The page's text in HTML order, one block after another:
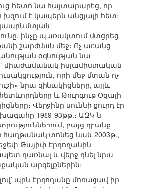
հետո նա հայտարարեց, որ
է կապերն անցյալի հետ։
ինչը պառակտում մտցրեց
շարժման մեջ։ Ոչ առանց
օգնության նա
միաժամանակ իսլամիստական
որի մեջ մտան ոչ
նրա զինակիցները, այլև
հետևորդները և Թուրգութ Օզալի
Վերջինը սուննի քուրդ էր
1989-93թթ.։ ԱԶԿ-ն
բայց դրանք
հաղթանակ տոնեց նաև 2003թ.,
Թայիփ Էրդողանին
դառնալ և վերջ դնել նրա
արգելքներին։
պրն Էրդողանը մոռացավ իր